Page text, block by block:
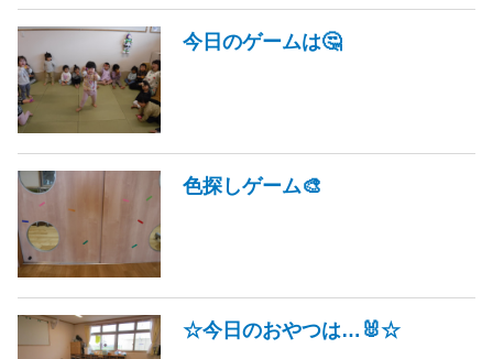
今日のゲームは🤔
色探しゲーム🎨
☆今日のおやつは…🐰☆